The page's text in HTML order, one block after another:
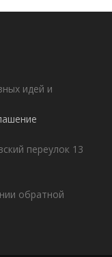
идей и
переулок 13
обратной